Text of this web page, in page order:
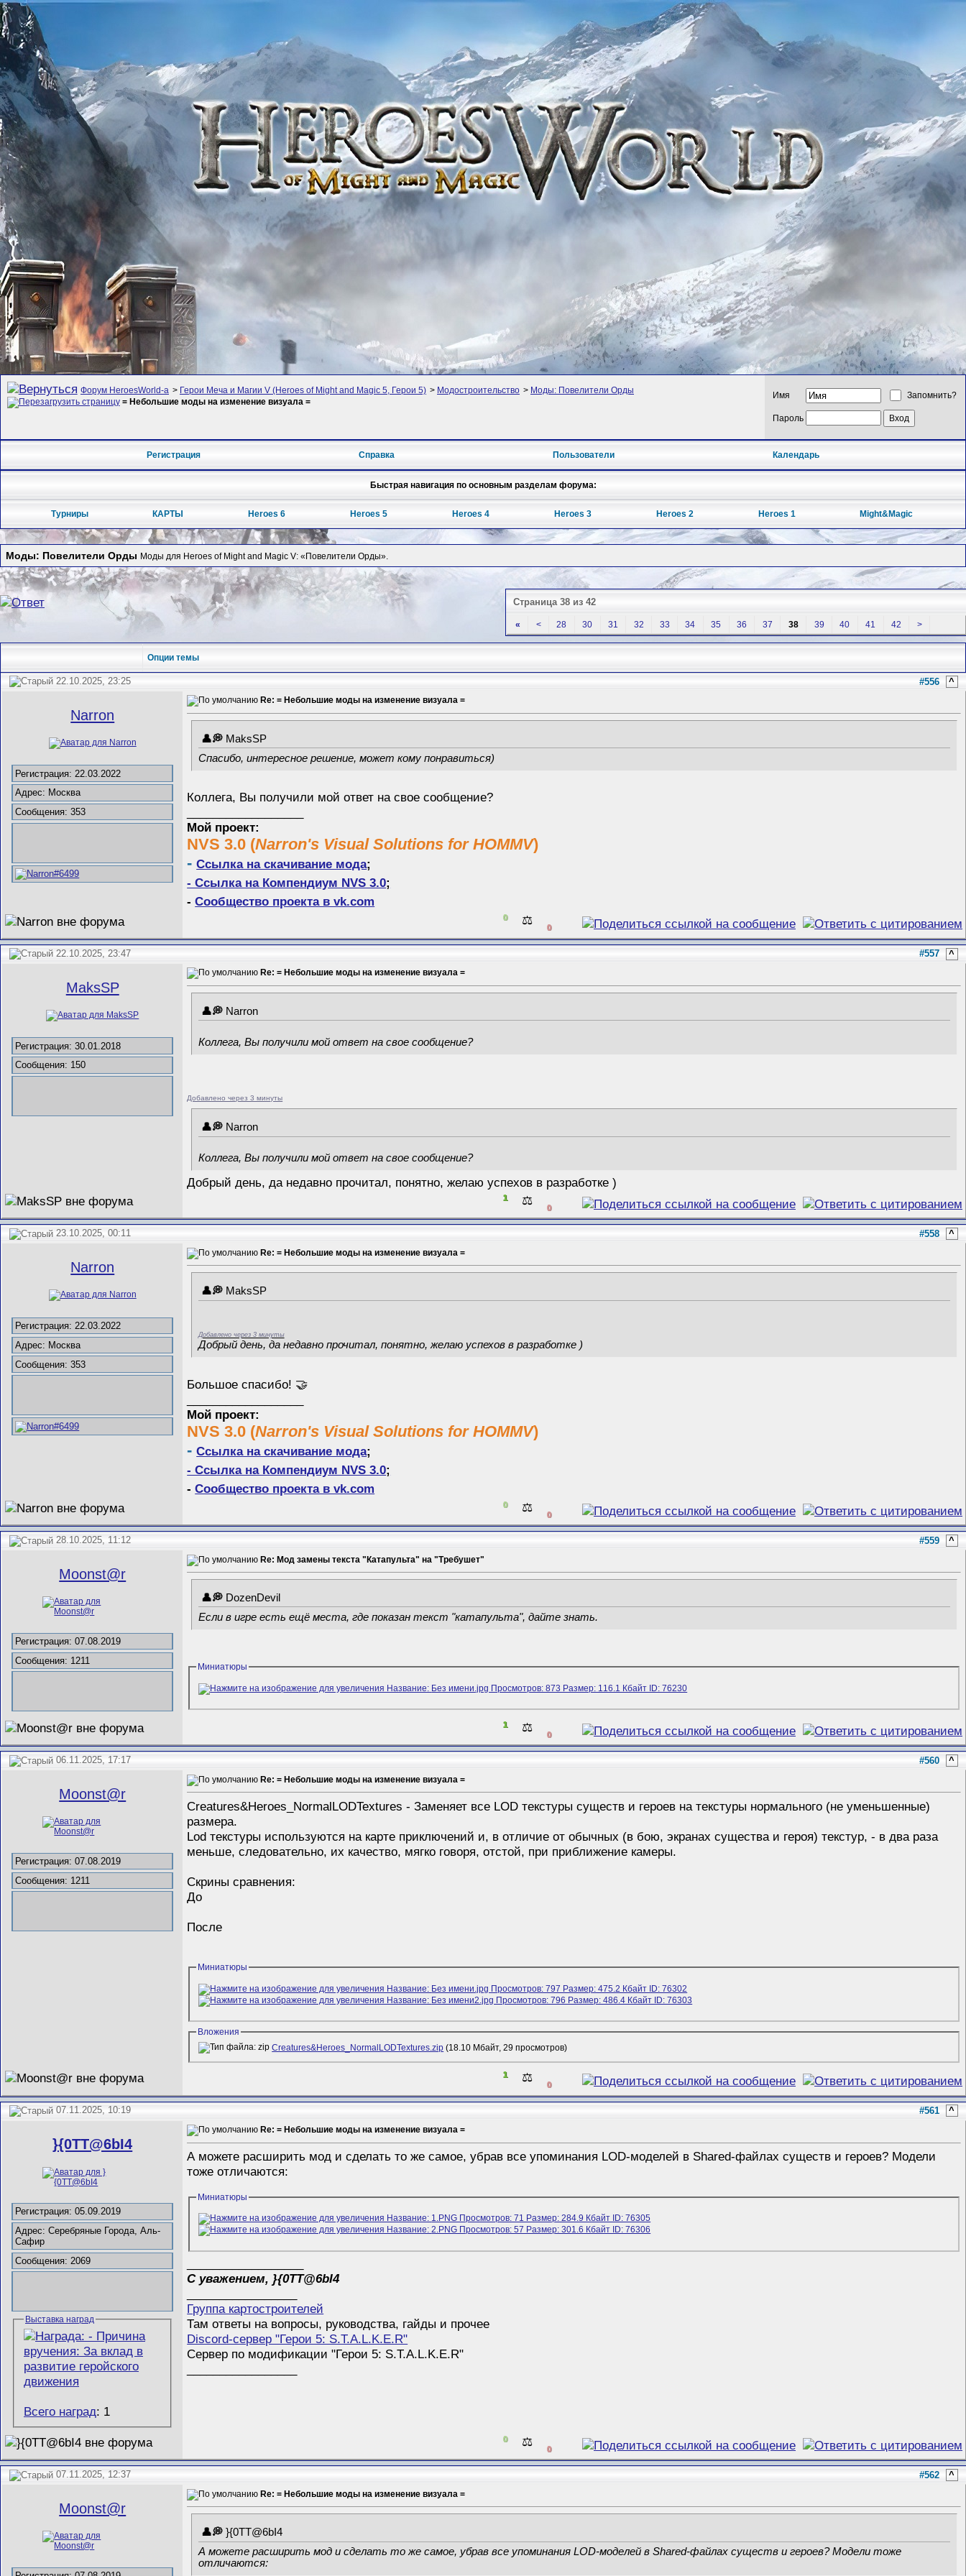
Форум HeroesWorld-а > Герои Меча и Магии V (Heroes of Might and Magic 5, Герои 5) > Модостроительство > Моды: Повелители Орды
= Небольшие моды на изменение визуала =
Имя Запомнить?
Пароль
Регистрация Справка Пользователи Календарь
Быстрая навигация по основным разделам форума:
Турниры КАРТЫ Heroes 6 Heroes 5 Heroes 4 Heroes 3 Heroes 2 Heroes 1 Might&Magic
Моды: Повелители Орды Моды для Heroes of Might and Magic V: «Повелители Орды».
Страница 38 из 42
« < 28 30 31 32 33 34 35 36 37 38 39 40 41 42 >
Опции темы
22.10.2025, 23:25 #556 ^
Narron
Регистрация: 22.03.2022
Адрес: Москва
Сообщения: 353
Re: = Небольшие моды на изменение визуала =
MaksSP
Спасибо, интересное решение, может кому понравиться)
Коллега, Вы получили мой ответ на свое сообщение?
Мой проект:
NVS 3.0 (Narron's Visual Solutions for HOMMV)
-Ссылка на скачивание мода;
- Ссылка на Компендиум NVS 3.0;
- Сообщество проекта в vk.com
0 ⚖️ 0
22.10.2025, 23:47 #557 ^
MaksSP
Регистрация: 30.01.2018
Сообщения: 150
Re: = Небольшие моды на изменение визуала =
Narron
Коллега, Вы получили мой ответ на свое сообщение?
Добавлено через 3 минуты
Narron
Коллега, Вы получили мой ответ на свое сообщение?
Добрый день, да недавно прочитал, понятно, желаю успехов в разработке )
1 ⚖️ 0
23.10.2025, 00:11 #558 ^
Narron
Регистрация: 22.03.2022
Адрес: Москва
Сообщения: 353
Re: = Небольшие моды на изменение визуала =
MaksSP
Добавлено через 3 минуты
Добрый день, да недавно прочитал, понятно, желаю успехов в разработке )
Большое спасибо! 🤝
Мой проект:
NVS 3.0 (Narron's Visual Solutions for HOMMV)
-Ссылка на скачивание мода;
- Ссылка на Компендиум NVS 3.0;
- Сообщество проекта в vk.com
0 ⚖️ 0
28.10.2025, 11:12 #559 ^
Mооnst@r
Регистрация: 07.08.2019
Сообщения: 1211
Re: Мод замены текста "Катапульта" на "Требушет"
DozenDevil
Если в игре есть ещё места, где показан текст "катапульта", дайте знать.
Миниатюры
1 ⚖️ 0
06.11.2025, 17:17 #560 ^
Mооnst@r
Регистрация: 07.08.2019
Сообщения: 1211
Re: = Небольшие моды на изменение визуала =
Creatures&Heroes_NormalLODTextures - Заменяет все LOD текстуры существ и героев на текстуры нормального (не уменьшенные)
размера.
Lod текстуры используются на карте приключений и, в отличие от обычных (в бою, экранах существа и героя) текстур, - в два раза
меньше, следовательно, их качество, мягко говоря, отстой, при приближение камеры.
Скрины сравнения:
До
После
Миниатюры
Вложения
Creatures&Heroes_NormalLODTextures.zip (18.10 Мбайт, 29 просмотров)
1 ⚖️ 0
07.11.2025, 10:19 #561 ^
}{0TT@6bI4
Регистрация: 05.09.2019
Адрес: Серебряные Города, Аль-
Сафир
Сообщения: 2069
Выставка наград
Всего наград: 1
Re: = Небольшие моды на изменение визуала =
А можете расширить мод и сделать то же самое, убрав все упоминания LOD-моделей в Shared-файлах существ и героев? Модели
тоже отличаются:
Миниатюры
С уважением, }{0TT@6bI4
Группа картостроителей
Там ответы на вопросы, руководства, гайды и прочее
Discord-сервер "Герои 5: S.T.A.L.K.E.R"
Сервер по модификации "Герои 5: S.T.A.L.K.E.R"
0 ⚖️ 0
07.11.2025, 12:37 #562 ^
Mооnst@r
Re: = Небольшие моды на изменение визуала =
}{0TT@6bI4
А можете расширить мод и сделать то же самое, убрав все упоминания LOD-моделей в Shared-файлах существ и героев? Модели тоже
отличаются: